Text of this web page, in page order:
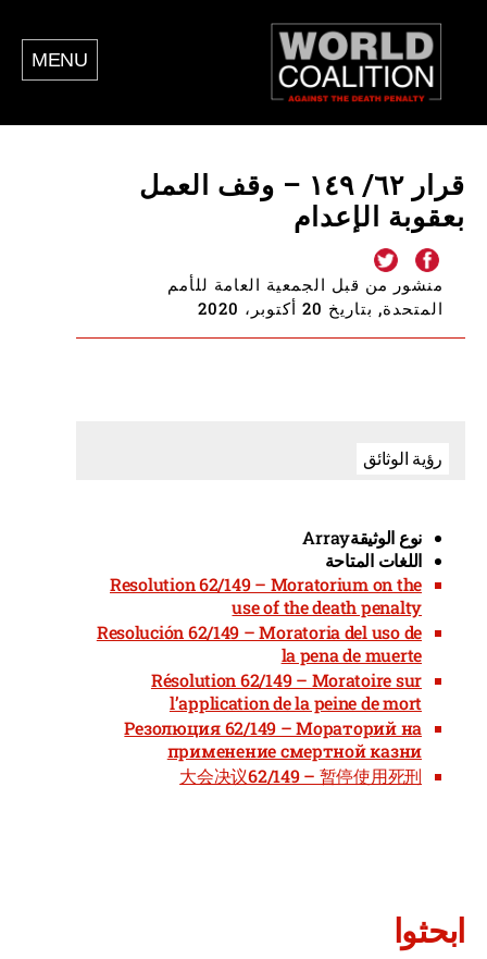
MENU
قرار ٦٢/ ١٤٩ – وقف العمل
بعقوبة الإعدام
منشور من قبل الجمعية العامة للأمم
المتحدة, بتاريخ 20 أكتوبر، 2020
رؤية الوثائق
نوع الوثيقةArray
اللغات المتاحة
Resolution 62/149 – Moratorium on the
use of the death penalty
Resolución 62/149 – Moratoria del uso de
la pena de muerte
Résolution 62/149 – Moratoire sur
l’application de la peine de mort
Резолюция 62/149 – Мораторий на
применение смертной казни
大会决议62/149 – 暂停使用死刑
ابحثوا